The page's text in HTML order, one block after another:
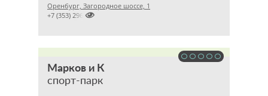
Оренбург, Загородное шоссе, 1

+7 (353) 2968703
Марков и К
спорт-парк